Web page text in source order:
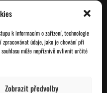
k informacím o zařízení, technologie
zpracovávat údaje, jako je chování při
souhlasu může nepříznivě ovlivnit určité
Zobrazit předvolby
legionářů
členy